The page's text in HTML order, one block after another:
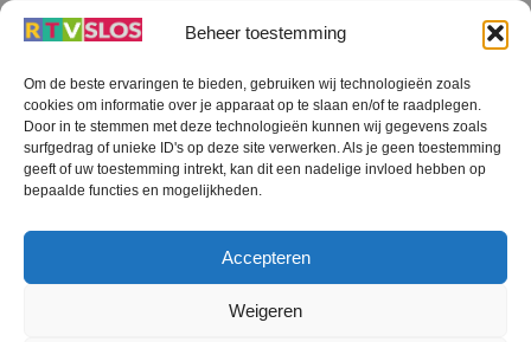
Beheer toestemming
Om de beste ervaringen te bieden, gebruiken wij technologieën zoals
cookies om informatie over je apparaat op te slaan en/of te raadplegen.
Door in te stemmen met deze technologieën kunnen wij gegevens zoals
surfgedrag of unieke ID's op deze site verwerken. Als je geen toestemming
geeft of uw toestemming intrekt, kan dit een nadelige invloed hebben op
bepaalde functies en mogelijkheden.
Accepteren
Weigeren
Terug
naar
boven
RTV SLOS
RTV SLOS ANBI